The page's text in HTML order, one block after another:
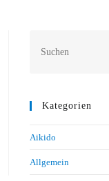
Kategorien
Aikido
Allgemein